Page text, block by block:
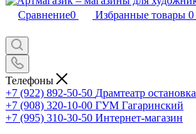
Сравнение0 Избранные товары 0
Телефоны
+7 (922) 892-50-50 Драмтеатр остановка
+7 (908) 320-10-00 ГУМ Гагаринский
+7 (995) 310-30-50 Интернет-магазин